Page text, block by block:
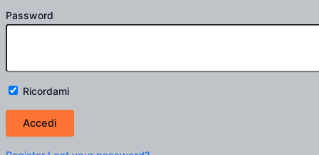
Password
Ricordami